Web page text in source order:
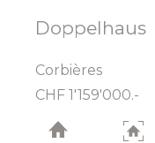
Doppelhaus
Corbières
CHF 1'159'000.-